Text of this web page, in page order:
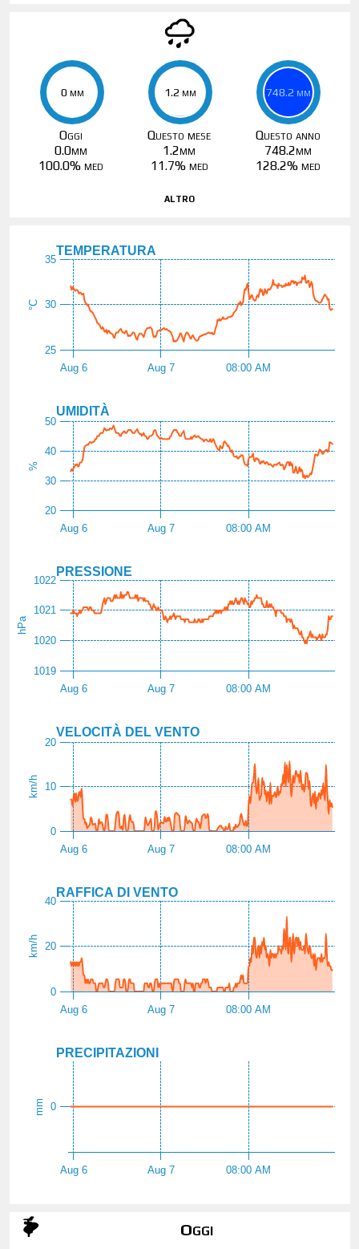
0 mm
0 mm
Oggi
0.0mm
100.0% med
1.2 mm
1.2 mm
Questo mese
1.2mm
11.7% med
748.2 mm
748.2 mm
Questo anno
748.2mm
128.2% med
altro
°C
TEMPERATURA
Aug 6 Aug 7 08:00 AM
25
30
35
%
UMIDITÀ
Aug 6 Aug 7 08:00 AM
20
30
40
50
hPa
PRESSIONE
Aug 6 Aug 7 08:00 AM
1019
1020
1021
1022
km/h
VELOCITÀ DEL VENTO
Aug 6 Aug 7 08:00 AM
0
10
20
km/h
RAFFICA DI VENTO
Aug 6 Aug 7 08:00 AM
0
20
40
mm
PRECIPITAZIONI
Aug 6 Aug 7 08:00 AM
0
Oggi